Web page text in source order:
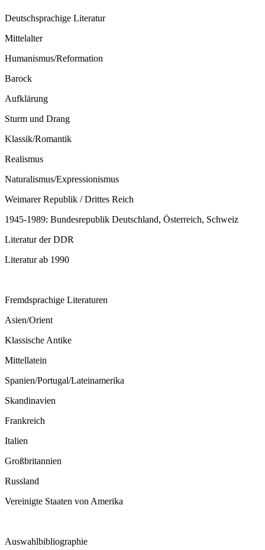
Deutschsprachige Literatur
Mittelalter
Humanismus/Reformation
Barock
Aufklärung
Sturm und Drang
Klassik/Romantik
Realismus
Naturalismus/Expressionismus
Weimarer Republik / Drittes Reich
1945-1989: Bundesrepublik Deutschland, Österreich, Schweiz
Literatur der DDR
Literatur ab 1990
Fremdsprachige Literaturen
Asien/Orient
Klassische Antike
Mittellatein
Spanien/Portugal/Lateinamerika
Skandinavien
Frankreich
Italien
Großbritannien
Russland
Vereinigte Staaten von Amerika
Auswahlbibliographie